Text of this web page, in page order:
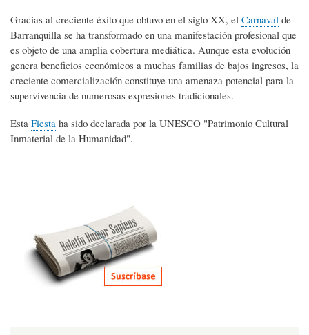
Gracias al creciente éxito que obtuvo en el siglo XX, el Carnaval de
Barranquilla se ha transformado en una manifestación profesional que
es objeto de una amplia cobertura mediática. Aunque esta evolución
genera beneficios económicos a muchas familias de bajos ingresos, la
creciente comercialización constituye una amenaza potencial para la
supervivencia de numerosas expresiones tradicionales.
Esta Fiesta ha sido declarada por la UNESCO "Patrimonio Cultural
Inmaterial de la Humanidad".